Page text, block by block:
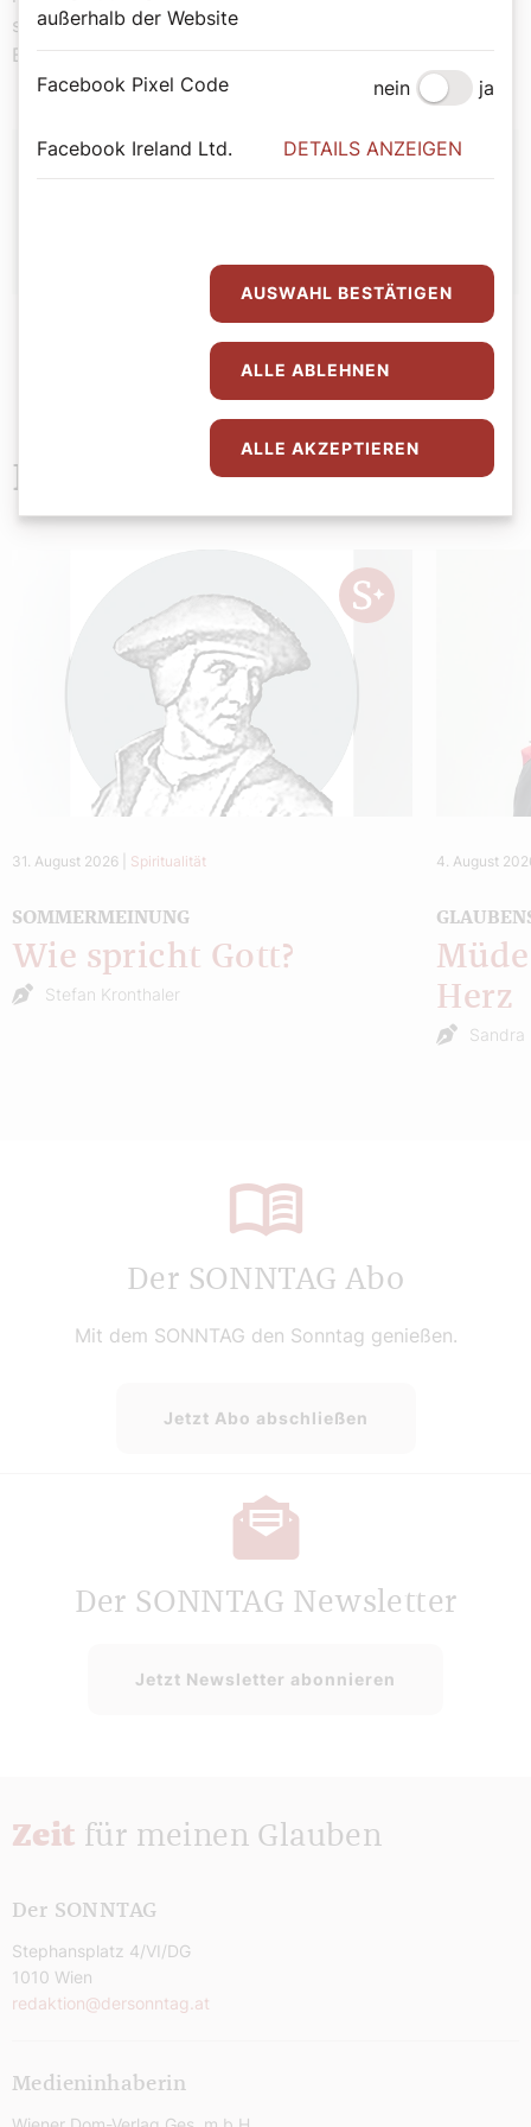
sofort online gebucht werden. Wir freuen uns auf eine
Begegnung in Wertschätzung.“
Autor:
Neueste Beiträge
31. August 2026 Spiritualität
SOMMERMEINUNG
Wie spricht Gott?
Stefan Kronthaler
4. August
Herz
Sandra
Der SONNTAG Abo
Mit dem SONNTAG den Sonntag genießen.
Jetzt Abo abschließen
Der SONNTAG Newsletter
Jetzt Newsletter abonnieren
Zeit für meinen Glauben
Der SONNTAG
Stephansplatz 4/VI/DG
1010 Wien
redaktion@dersonntag.at
Medieninhaberin
außerhalb der Website
Facebook Pixel Code nein ja
Facebook Ireland Ltd. DETAILS ANZEIGEN
AUSWAHL BESTÄTIGEN
ALLE ABLEHNEN
ALLE AKZEPTIEREN